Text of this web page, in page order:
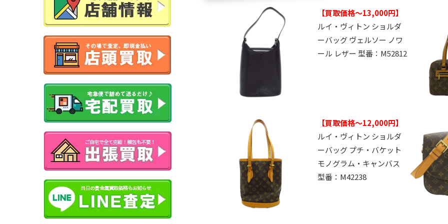
【買取価格～13,000円】
ルイ・ヴィトン ショルダ
ーバッグ ヴェルソー ノワ
ール レザー 型番：M52812
【買取価格～12,000円】
ルイ・ヴィトン ショルダ
ーバッグ プチ・バケット
モノグラム・キャンバス
型番：M42238